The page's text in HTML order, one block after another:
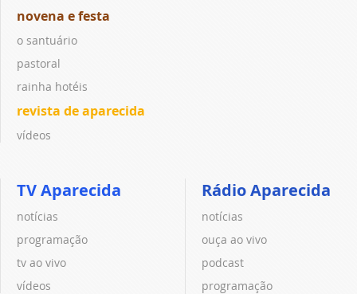
novena e festa
o santuário
pastoral
rainha hotéis
revista de aparecida
vídeos
TV Aparecida
notícias
programação
tv ao vivo
vídeos
Rádio Aparecida
notícias
ouça ao vivo
podcast
programação